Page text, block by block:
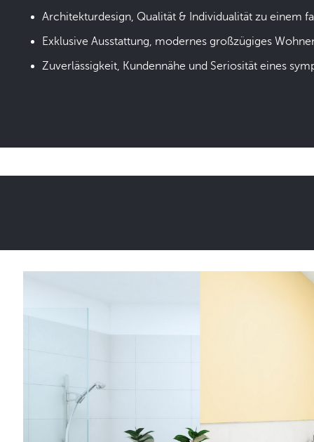
Architekturdesign, Qualität & Individualität zu einem
Exklusive Ausstattung, modernes großzügiges
Zuverlässigkeit, Kundennähe und Seriosität eines